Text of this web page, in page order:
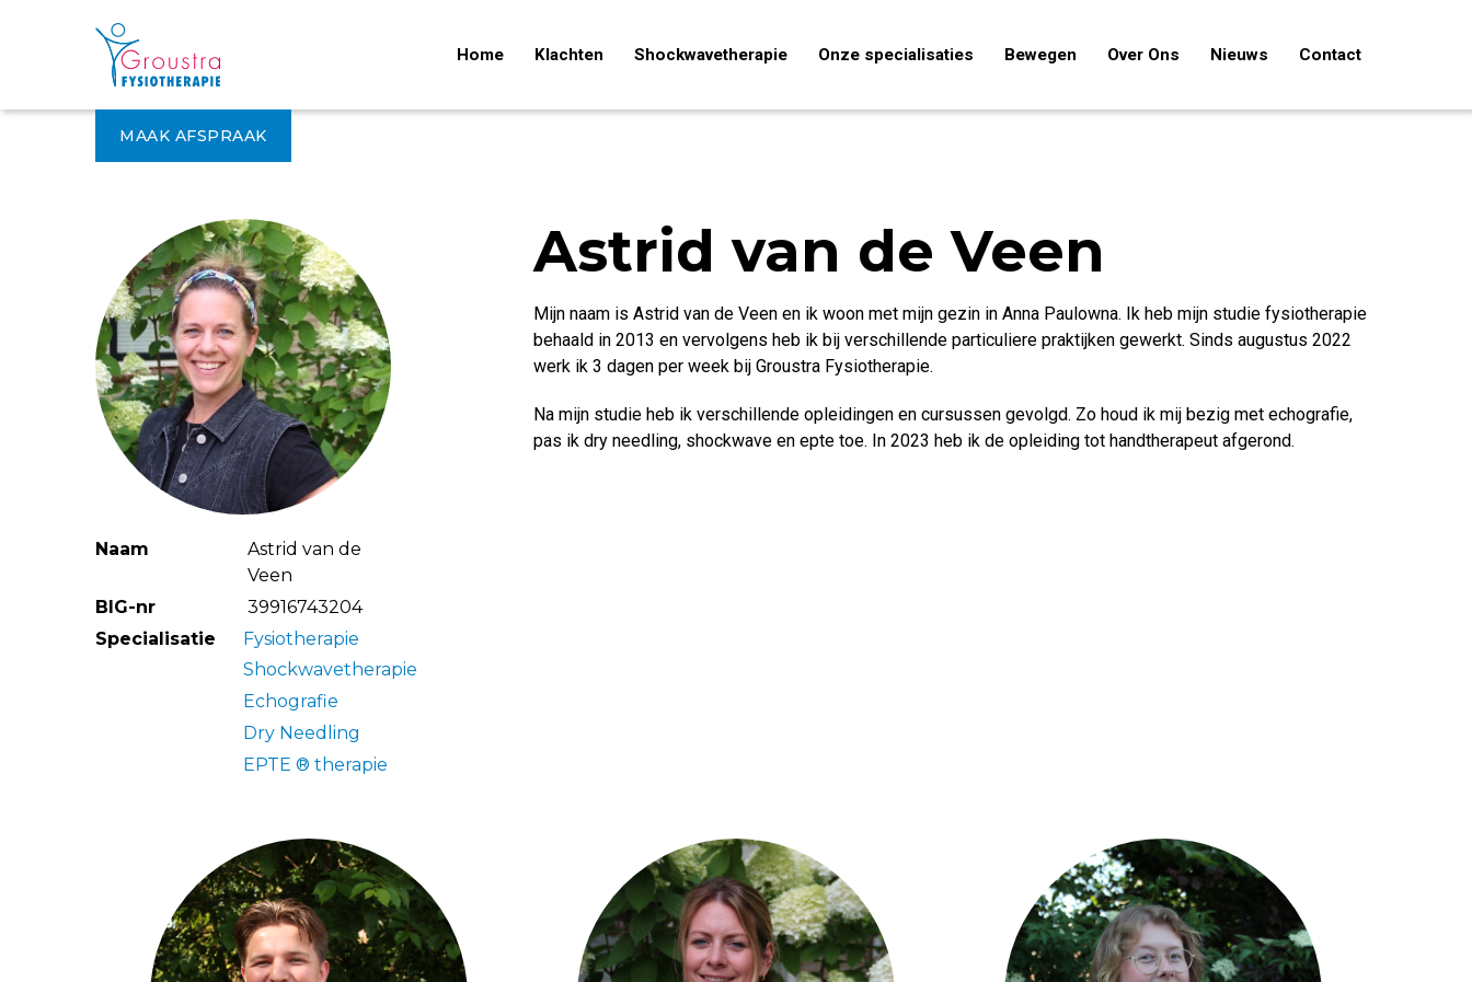
Home Klachten Shockwavetherapie Onze specialisaties Bewegen Over Ons Nieuws Contact
MAAK AFSPRAAK
Naam
Astrid van de
Veen
BIG-nr
39916743204
Specialisatie
Fysiotherapie
Shockwavetherapie
Echografie
Dry Needling
EPTE ® therapie
Astrid van de Veen
Mijn naam is Astrid van de Veen en ik woon met mijn gezin in Anna Paulowna. Ik heb mijn studie fysiotherapie
behaald in 2013 en vervolgens heb ik bij verschillende particuliere praktijken gewerkt. Sinds augustus 2022
werk ik 3 dagen per week bij Groustra Fysiotherapie.
Na mijn studie heb ik verschillende opleidingen en cursussen gevolgd. Zo houd ik mij bezig met echografie,
pas ik dry needling, shockwave en epte toe. In 2023 heb ik de opleiding tot handtherapeut afgerond.